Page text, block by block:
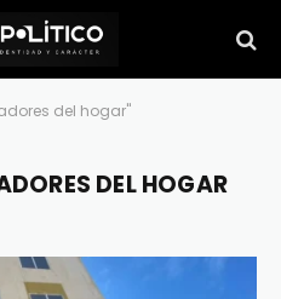
del hogar"
DEL HOGAR